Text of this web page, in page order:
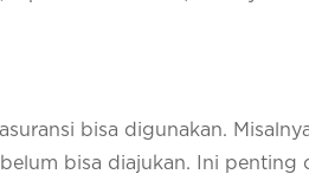
bisa digunakan.
bisa diajukan. Ini penting